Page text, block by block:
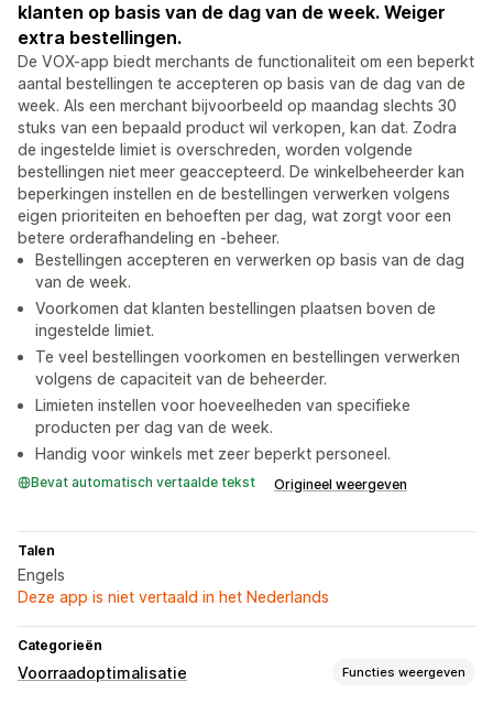
klanten op basis van de dag van de week. Weiger
extra bestellingen.
De VOX-app biedt merchants de functionaliteit om een beperkt
aantal bestellingen te accepteren op basis van de dag van de
week. Als een merchant bijvoorbeeld op maandag slechts 30
stuks van een bepaald product wil verkopen, kan dat. Zodra
de ingestelde limiet is overschreden, worden volgende
bestellingen niet meer geaccepteerd. De winkelbeheerder kan
beperkingen instellen en de bestellingen verwerken volgens
eigen prioriteiten en behoeften per dag, wat zorgt voor een
betere orderafhandeling en -beheer.
Bestellingen accepteren en verwerken op basis van de dag
van de week.
Voorkomen dat klanten bestellingen plaatsen boven de
ingestelde limiet.
Te veel bestellingen voorkomen en bestellingen verwerken
volgens de capaciteit van de beheerder.
Limieten instellen voor hoeveelheden van specifieke
producten per dag van de week.
Handig voor winkels met zeer beperkt personeel.
Bevat automatisch vertaalde tekst Origineel weergeven
Talen
Engels
Deze app is niet vertaald in het Nederlands
Categorieën
Voorraadoptimalisatie Functies weergeven